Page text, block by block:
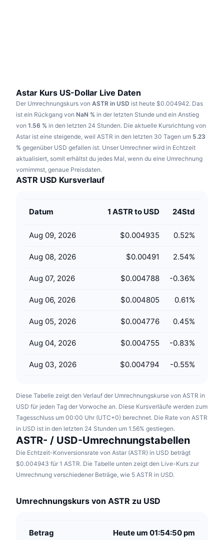
Sport
Finanzen
Technologie
NFT
NFT-Statistiken insgesamt
Anstehende Verkäufe
RSI
MACD
Derivate
Liquidationen
Finanzierungsraten
Forschung/Recherche
Videos
Wörterbuch
Kampagnen
Diamant-Prämien
Lernen und verdienen
ICO-Kalender
Ereigniskalender
Astar Kurs US-Dollar Live Daten
Der Umrechnungskurs von ASTR in USD ist heute $0.004942. Das
ist ein Rückgang von NaN % in der letzten Stunde und ein Anstieg
von 1.56 % in den letzten 24 Stunden. Die aktuelle Kursrichtung von
Astar ist eine steigende, weil ASTR in den letzten 30 Tagen um 5.23
% gegenüber USD gefallen ist. Unser Umrechner wird in Echtzeit
aktualisiert, somit erhältst du jedes Mal, wenn du eine Umrechnung
vornimmst, genaue Preisdaten.
ASTR USD Kursverlauf
Datum 1 ASTR to USD 24Std
Aug 09, 2026 $0.004935 0.52%
Aug 08, 2026 $0.00491 2.54%
Aug 07, 2026 $0.004788 -0.36%
Aug 06, 2026 $0.004805 0.61%
Aug 05, 2026 $0.004776 0.45%
Aug 04, 2026 $0.004755 -0.83%
Aug 03, 2026 $0.004794 -0.55%
Diese Tabelle zeigt den Verlauf der Umrechnungskurse von ASTR in
USD für jeden Tag der Vorwoche an. Diese Kursverläufe werden zum
Tagesschluss um 00:00 Uhr (UTC+0) berechnet. Die Rate von ASTR
in USD ist in den letzten 24 Stunden um 1.56% gestiegen.
ASTR- / USD-Umrechnungstabellen
Die Echtzeit-Konversionsrate von Astar (ASTR) in USD beträgt
$0.004943 für 1 ASTR. Die Tabelle unten zeigt den Live-Kurs zur
Umrechnung verschiedener Beträge, wie 5 ASTR in USD.
Umrechnungskurs von ASTR zu USD
Betrag Heute um 01:54:50 pm